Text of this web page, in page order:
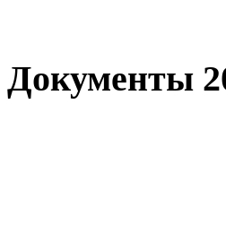
Документы